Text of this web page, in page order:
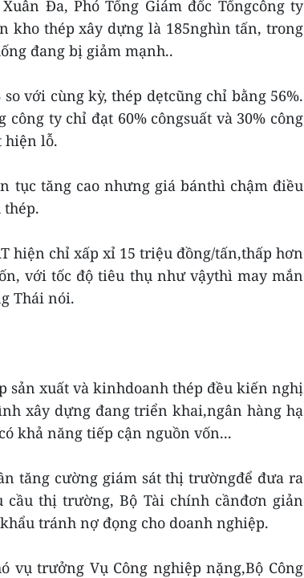
Đa, Phó Tổng Giám đốc Tổngcông ty
kho thép xây dựng là 185nghìn tấn, trong
đang bị giảm mạnh..
với cùng kỳ, thép dẹtcũng chỉ bằng 56%.
ty chỉ đạt 60% côngsuất và 30% công
hiện lỗ.
tục tăng cao nhưng giá bánthì chậm điều
thép.
hiện chỉ xấp xỉ 15 triệu đồng/tấn,thấp hơn
với tốc độ tiêu thụ như vậythì may mắn
Thái nói.
sản xuất và kinhdoanh thép đều kiến nghị
xây dựng đang triển khai,ngân hàng hạ
khả năng tiếp cận nguồn vốn...
tăng cường giám sát thị trườngđể đưa ra
thị trường, Bộ Tài chính cầnđơn giản
tránh nợ đọng cho doanh nghiệp.
vụ trưởng Vụ Công nghiệp nặng,Bộ Công